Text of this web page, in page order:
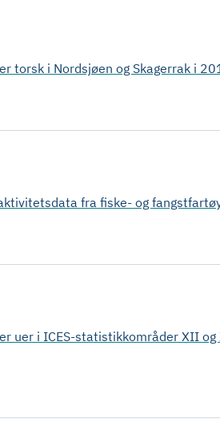
torsk i Nordsjøen og Skagerrak i
fra fiske- og
uer i ICES-statistikkområder XII